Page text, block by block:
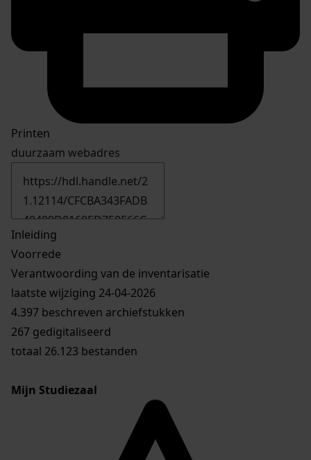
Printen
duurzaam webadres
Inleiding
Voorrede
Verantwoording van de inventarisatie
laatste wijziging 24-04-2026
4.397 beschreven archiefstukken
267 gedigitaliseerd
totaal 26.123 bestanden
Mijn Studiezaal